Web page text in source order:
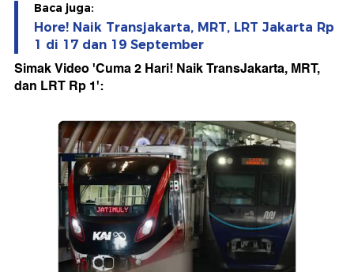
Baca juga:
Hore! Naik Transjakarta, MRT, LRT Jakarta Rp
1 di 17 dan 19 September
Simak Video 'Cuma 2 Hari! Naik TransJakarta, MRT,
dan LRT Rp 1':